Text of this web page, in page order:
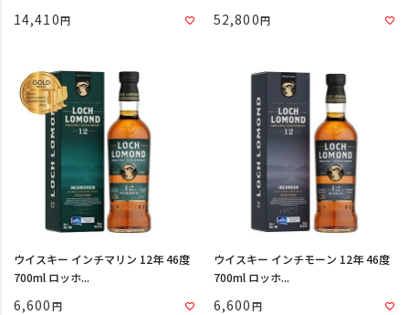
14,410 52,800
ウイスキー インチマリン 12年 46度
700ml ロッホ...
6,600
ウイスキー インチモーン 12年 46度
700ml ロッホ...
6,600